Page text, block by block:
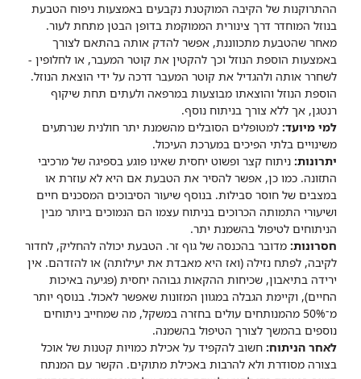
ההתרוקנות של הקיבה המוקטנת נקבעים באמצעות ניפוח הטבעת
בנוזל המוחדר דרך צינורית הממוקמת בדופן הבטן מתחת לעור.
מאחר שהטבעת מתכווננת, אפשר להדק אותה בהתאם לצורך
באמצעות הוספת הנוזל וכך להקטין את קוטר המעבר, או לחלופין -
לשחרר אותה ולהגדיל את קוטר המעבר דרכה על ידי הוצאת הנוזל.
הוספת הנוזל והוצאתו מבוצעות במרפאה ולעתים תחת שיקוף
רנטגן, אך ללא צורך בניתוח נוסף.
למי מיועד: למטופלים הסובלים מהשמנת יתר חולנית שנרתעים
משינויים בלתי הפיכים במערכת העיכול.
יתרונות: ניתוח קצר ופשוט יחסית שאינו פוגע בספיגה של מרכיבי
התזונה. כמו כן, אפשר להסיר את הטבעת אם היא לא עוזרת או
במצבים של חוסר סבילות. בנוסף שיעור הסיבוכים המסכנים חיים
ושיעורי התמותה הכרוכים בניתוח עצמו הם הנמוכים ביותר מבין
הניתוחים לטיפול בהשמנת יתר.
חסרונות: מדובר בהכנסה של גוף זר. הטבעת יכולה להחליק, לחדור
לקיבה, לפתח נזילה (ואז היא מאבדת את יעילותה) או להזדהם. אין
ירידה בתיאבון, שכיחות ההקאות גבוהה יחסית (פגיעה באיכות
החיים), וקיימת הגבלה במגוון המזונות שאפשר לאכול. בנוסף יותר
מ־50% מהמנותחים עולים בחזרה במשקל, מה שמחייב ניתוחים
נוספים בהמשך לצורך הטיפול בהשמנה.
לאחר הניתוח: חשוב להקפיד על אכילת כמויות קטנות של אוכל
בצורה מסודרת ולא להרבות באכילת מתוקים. הקשר עם המנתח